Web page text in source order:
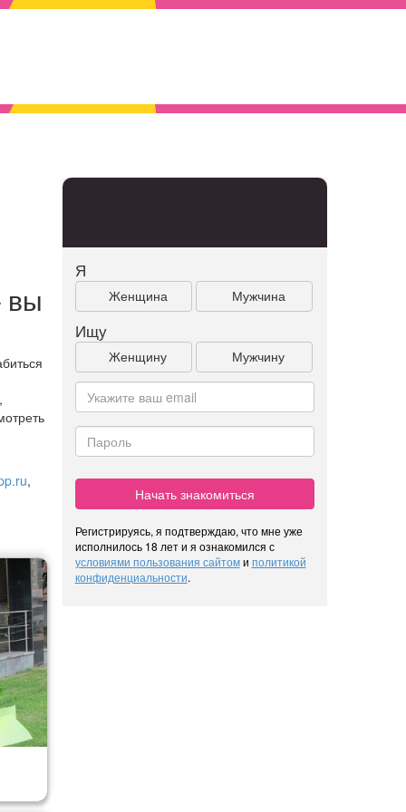
вы
,
Я
Женщина Мужчина
Ищу
Женщину Мужчину
Начать знакомиться
Регистрируясь, я подтверждаю, что мне уже
исполнилось 18 лет и я ознакомился с
условиями пользования сайтоми политикой
конфиденциальности.